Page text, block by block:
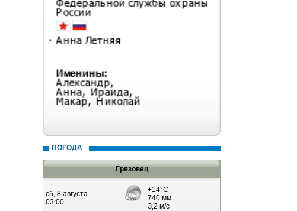
ПОГОДА
Грязовец